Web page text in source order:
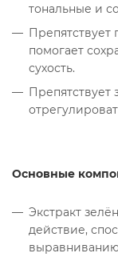
тональные и
Препятствует
помогает
сухость.
Препятствует
Основные
Экстракт
действие,
выравниванию